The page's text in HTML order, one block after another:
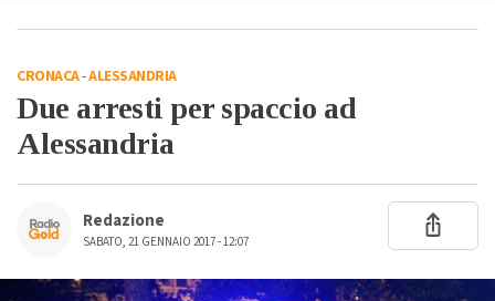
CRONACA-ALESSANDRIA
Due arresti per spaccio ad
Alessandria
Redazione
SABATO, 21 GENNAIO 2017 - 12:07